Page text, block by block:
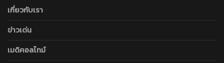
เกี่ยวกับเรา
ข่าวเด่น
เมดิคอลไทม์